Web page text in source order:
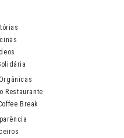
Restaurante
Break